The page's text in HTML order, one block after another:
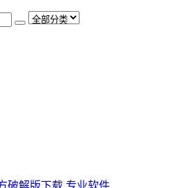
专业软件